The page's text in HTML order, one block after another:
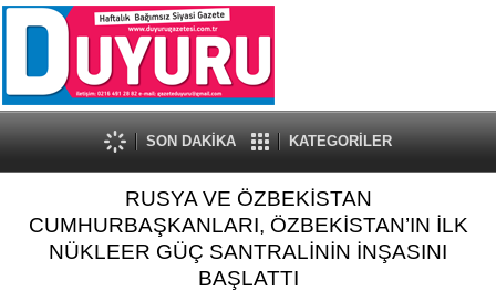
SON DAKİKA KATEGORİLER
RUSYA VE ÖZBEKİSTAN
CUMHURBAŞKANLARI, ÖZBEKİSTAN’IN İLK
NÜKLEER GÜÇ SANTRALİNİN İNŞASINI
BAŞLATTI